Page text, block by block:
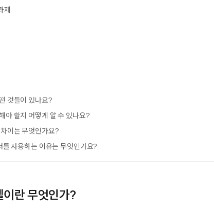
제
것들이 있나요?
야 할지 어떻게 알 수 있나요?
이는 무엇인가요?
사용하는 이유는 무엇인가요?
란 무엇인가?